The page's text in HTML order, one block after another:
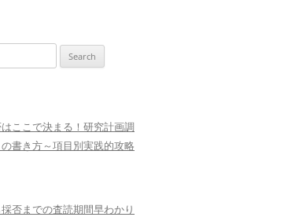
ここで決まる！研究計画調
書き方～項目別実践的攻略
否までの査読期間早わかり